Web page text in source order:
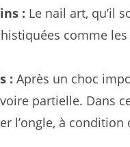
: Le nail art, qu’il
comme
: Après un choc
partielle. Dans
l’ongle, à